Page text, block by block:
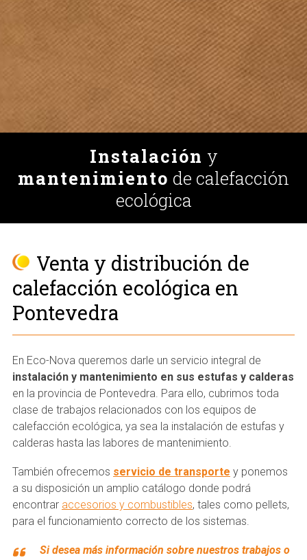
Instalación y
mantenimiento de calefacción
ecológica
Venta y distribución de
calefacción ecológica en
Pontevedra
En Eco-Nova queremos darle un servicio integral de
instalación y mantenimiento en sus estufas y calderas
en la provincia de Pontevedra. Para ello, cubrimos toda
clase de trabajos relacionados con los equipos de
calefacción ecológica, ya sea la instalación de estufas y
calderas hasta las labores de mantenimiento.
También ofrecemos servicio de transporte y ponemos
a su disposición un amplio catálogo donde podrá
encontrar accesorios y combustibles, tales como pellets,
para el funcionamiento correcto de los sistemas.
Si desea más información sobre nuestros trabajos o